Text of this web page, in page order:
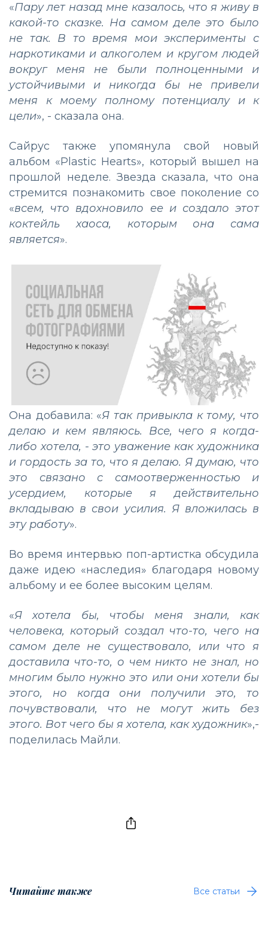
«Пару лет назад мне казалось, что я живу в
какой-то сказке. На самом деле это было
не так. В то время мои эксперименты с
наркотиками и алкоголем и кругом людей
вокруг меня не были полноценными и
устойчивыми и никогда бы не привели
меня к моему полному потенциалу и к
цели», - сказала она.
Сайрус также упомянула свой новый
альбом «Plastic Hearts», который вышел на
прошлой неделе. Звезда сказала, что она
стремится познакомить свое поколение со
«всем, что вдохновило ее и создало этот
коктейль хаоса, которым она сама
является».
Она добавила: «Я так привыкла к тому, что
делаю и кем являюсь. Все, чего я когда-
либо хотела, - это уважение как художника
и гордость за то, что я делаю. Я думаю, что
это связано с самоотверженностью и
усердием, которые я действительно
вкладываю в свои усилия. Я вложилась в
эту работу».
Во время интервью поп-артистка обсудила
даже идею «наследия» благодаря новому
альбому и ее более высоким целям.
«Я хотела бы, чтобы меня знали, как
человека, который создал что-то, чего на
самом деле не существовало, или что я
доставила что-то, о чем никто не знал, но
многим было нужно это или они хотели бы
этого, но когда они получили это, то
почувствовали, что не могут жить без
этого. Вот чего бы я хотела, как художник»,-
поделилась Майли.
Читайте также Все статьи